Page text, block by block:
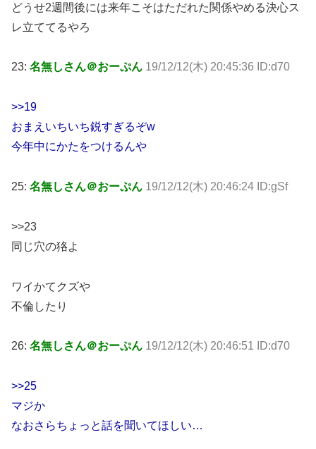
どうせ2週間後には来年こそはただれた関係やめる決心ス
レ立ててるやろ
23: 名無しさん＠おーぷん 19/12/12(木) 20:45:36 ID:d70
>>19
おまえいちいち鋭すぎるぞw
今年中にかたをつけるんや
25: 名無しさん＠おーぷん 19/12/12(木) 20:46:24 ID:gSf
>>23
同じ穴の狢よ
ワイかてクズや
不倫したり
26: 名無しさん＠おーぷん 19/12/12(木) 20:46:51 ID:d70
>>25
マジか
なおさらちょっと話を聞いてほしい…